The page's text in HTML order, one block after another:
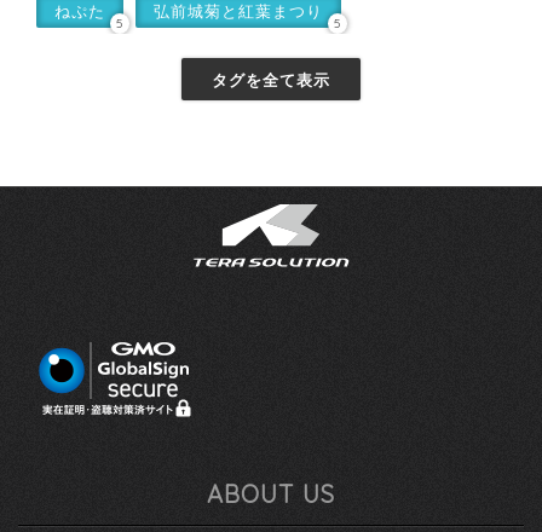
ねぷた
5
弘前城菊と紅葉まつり
5
タグを全て表示
ABOUT US